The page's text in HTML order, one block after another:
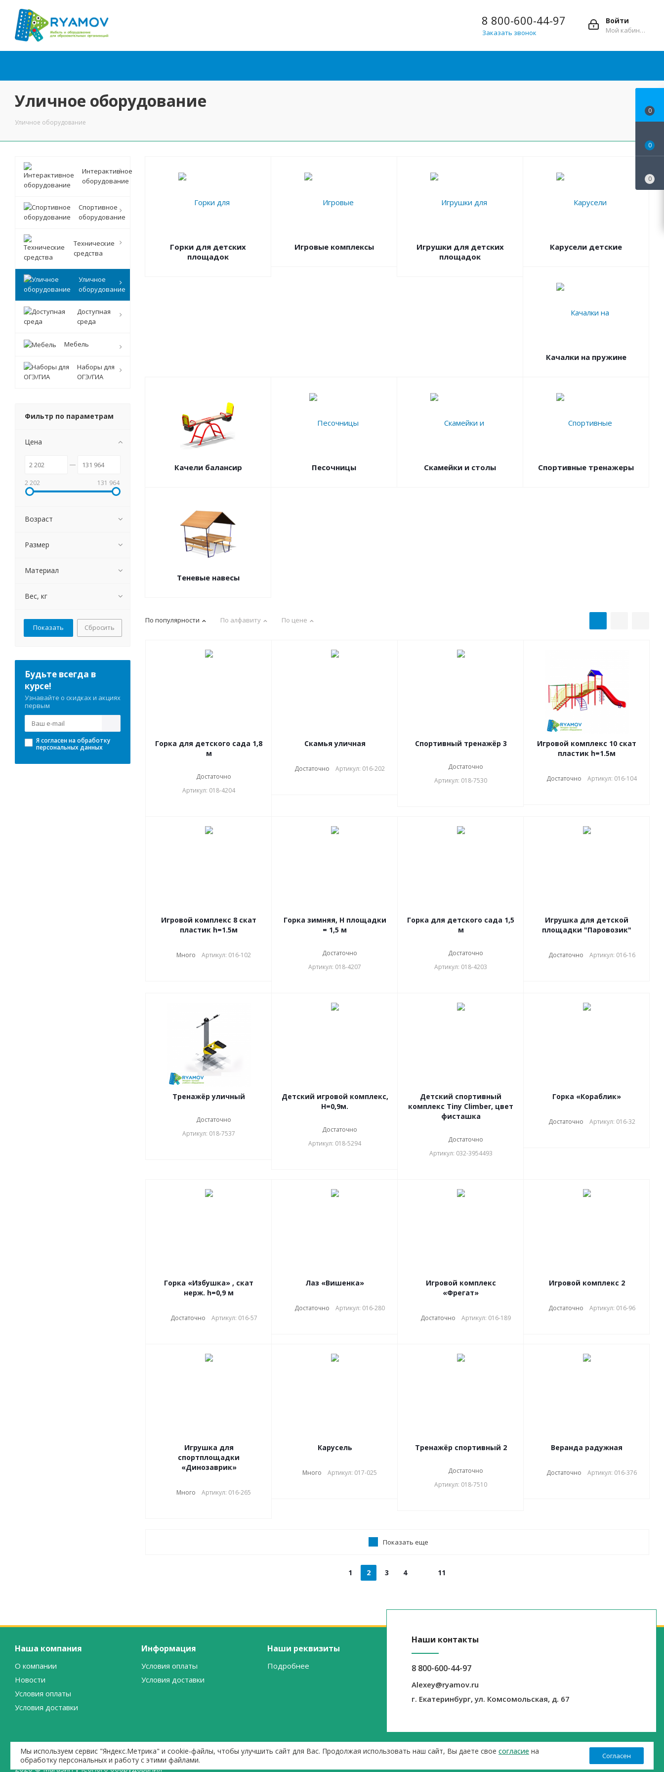
Войти
Мой кабинет
8 800-600-44-97
Заказать звонок
Уличное оборудование
Уличное оборудование
Горки для детских
площадок
Игровые комплексы
Игрушки для детских
площадок
Карусели детские
Качалки на пружине
Качели балансир Песочницы Скамейки и столы Спортивные тренажеры
Теневые навесы
По популярности По алфавиту По цене
Горка для детского сада 1,8
м
Достаточно
Артикул: 018-4204
Скамья уличная
Достаточно Артикул: 016-202
Спортивный тренажёр 3
Достаточно
Артикул: 018-7530
Игровой комплекс 10 скат
пластик h=1.5м
Достаточно Артикул: 016-104
Игровой комплекс 8 скат
пластик h=1.5м
Много Артикул: 016-102
Горка зимняя, Н площадки
= 1,5 м
Достаточно
Артикул: 018-4207
Горка для детского сада 1,5
м
Достаточно
Артикул: 018-4203
Игрушка для детской
площадки "Паровозик"
Достаточно Артикул: 016-16
Тренажёр уличный
Достаточно
Артикул: 018-7537
Детский игровой комплекс,
Н=0,9м.
Достаточно
Артикул: 018-5294
Детский спортивный
комплекс Tiny Climber, цвет
фисташка
Достаточно
Артикул: 032-3954493
Горка «Кораблик»
Достаточно Артикул: 016-32
Горка «Избушка» , скат
нерж. h=0,9 м
Достаточно Артикул: 016-57
Лаз «Вишенка»
Достаточно Артикул: 016-280
Игровой комплекс
«Фрегат»
Достаточно Артикул: 016-189
Игровой комплекс 2
Достаточно Артикул: 016-96
Игрушка для
спортплощадки
«Динозаврик»
Много Артикул: 016-265
Карусель
Много Артикул: 017-025
Тренажёр спортивный 2
Достаточно
Артикул: 018-7510
Веранда радужная
Достаточно Артикул: 016-376
Показать еще
1 2 3 4 11
Интерактивное
оборудование
Спортивное
оборудование
Технические
средства
Уличное
оборудование
Доступная
среда
Мебель
Наборы для
ОГЭ/ГИА
Фильтр по параметрам
Цена
2 202 131 964
Возраст
Размер
Материал
Вес, кг
Сбросить
Будьте всегда в
курсе!
Узнавайте о скидках и акциях
первым
Я согласен наобработку
персональных данных
Наша компания
О компании
Новости
Условия оплаты
Условия доставки
Информация
Условия оплаты
Условия доставки
Наши реквизиты
Подробнее
Наши контакты
8 800-600-44-97
Alexey@ryamov.ru
г. Екатеринбург, ул. Комсомольская, д. 67
2026 © Магазин учебного оборудования
0
0
0
Мы используем сервис "Яндекс.Метрика" и cookie-файлы, чтобы улучшить сайт для Вас. Продолжая использовать наш сайт, Вы даете свое согласие на
обработку персональных и работу с этими файлами.
Согласен